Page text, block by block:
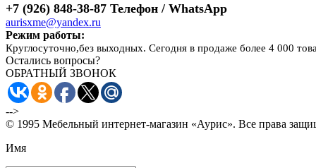
+7 (926) 848-38-87 Телефон / WhatsApp
aurisxme@yandex.ru
Режим работы:
Круглосуточно,без выходных. Сегодня в продаже более 4 000
Остались вопросы?
ОБРАТНЫЙ ЗВОНОК
-->
© 1995 Мебельный интернет-магазин «Аурис». Все права
Имя